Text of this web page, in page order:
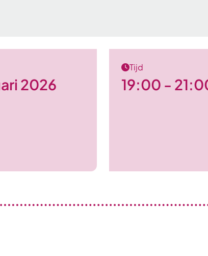
2026
Tijd
19:00 -